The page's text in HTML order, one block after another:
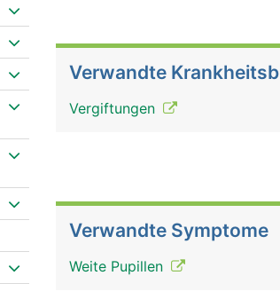
Verwandte
Vergiftungen
Verwandte Symptome
Weite Pupillen